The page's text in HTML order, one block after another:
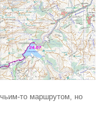
то маршрутом, но